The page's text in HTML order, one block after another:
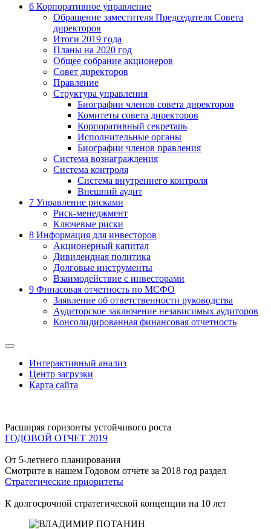
6 Корпоративное управление
Обращение заместителя Председателя Совета
директоров
Итоги 2019 года
Планы на 2020 год
Общее собрание акционеров
Совет директоров
Правление
Структура управления
Биографии членов совета директоров
Комитеты совета директоров
Корпоративный секретарь
Исполнительные органы
Биографии членов правления
Система вознаграждения
Система контроля
Система внутреннего контроля
Внешний аудит
7 Управление рисками
Риск-менеджмент
Ключевые риски
8 Информация для инвесторов
Акционерный капитал
Дивидендная политика
Долговые инструменты
Взаимодействие с инвеcторами
9 Финасовая отчетность по МСФО
Заявление об ответственности руководства
Аудиторское заключение независимых аудиторов
Консолидированная финансовая отчетность
Интерактивный анализ
Центр загрузки
Карта сайта
Расширяя горизонты устойчивого роста
ГОДОВОЙ ОТЧЕТ 2019
От 5-летнего планирования
Смотрите в нашем Годовом отчете за 2018 год раздел
Стратегические приоритеты
К долгосрочной стратегической концепции на 10 лет